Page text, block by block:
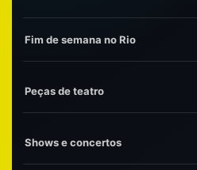
Fim de semana no Rio
Peças de teatro
Shows e concertos